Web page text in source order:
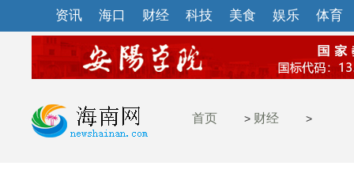
资讯 海口 财经 科技 美食 娱乐 体育
首页 > 财经 >